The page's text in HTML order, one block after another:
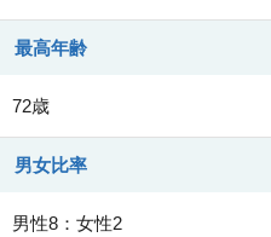
最高年齢
72歳
男女比率
男性8：女性2